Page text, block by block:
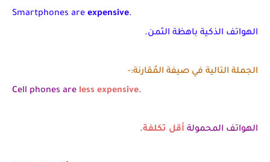
Smartphones are expensive.
الهواتف الذكية باهظة الثمن.
الجملة التالية في صيفة المُقارنة:-
Cell phones are less expensive.
الهواتف المحمولة أقل تكلفة.